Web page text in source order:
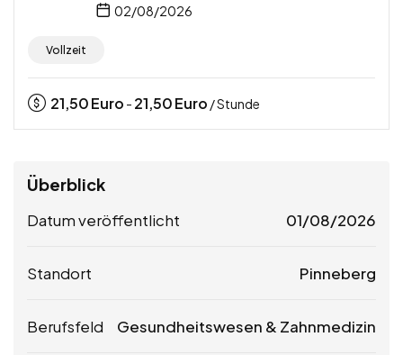
02/08/2026
Vollzeit
21,50Euro - 21,50Euro / Stunde
Überblick
Datum veröffentlicht 01/08/2026
Standort Pinneberg
Berufsfeld Gesundheitswesen & Zahnmedizin